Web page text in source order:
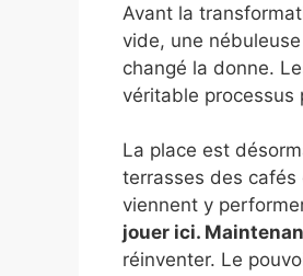
Avant la
vide, une
changé la donne.
véritable processus
La place est
terrasses des cafés
viennent y
jouer ici.
réinventer. Le